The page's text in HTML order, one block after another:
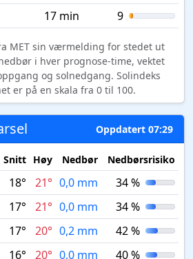
17 min 9
MET sin værmelding for stedet ut
i hver prognose-time, vektet
og solnedgang. Solindeks
er på en skala fra 0 til 100.
Oppdatert 07:29
Snitt Høy Nedbør Nedbørsrisiko
18° 21° 0,0 mm
34 %
17° 21° 0,0 mm
34 %
17° 20° 0,2 mm
42 %
16° 20° 0,0 mm 40 %